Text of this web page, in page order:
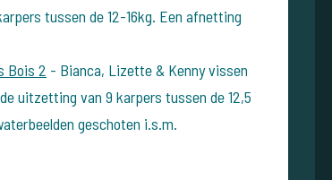
tussen de 12-16kg. Een afnetting
Bois 2 - Bianca, Lizette & Kenny vissen
uitzetting van 9 karpers tussen de 12,5
geschoten i.s.m.